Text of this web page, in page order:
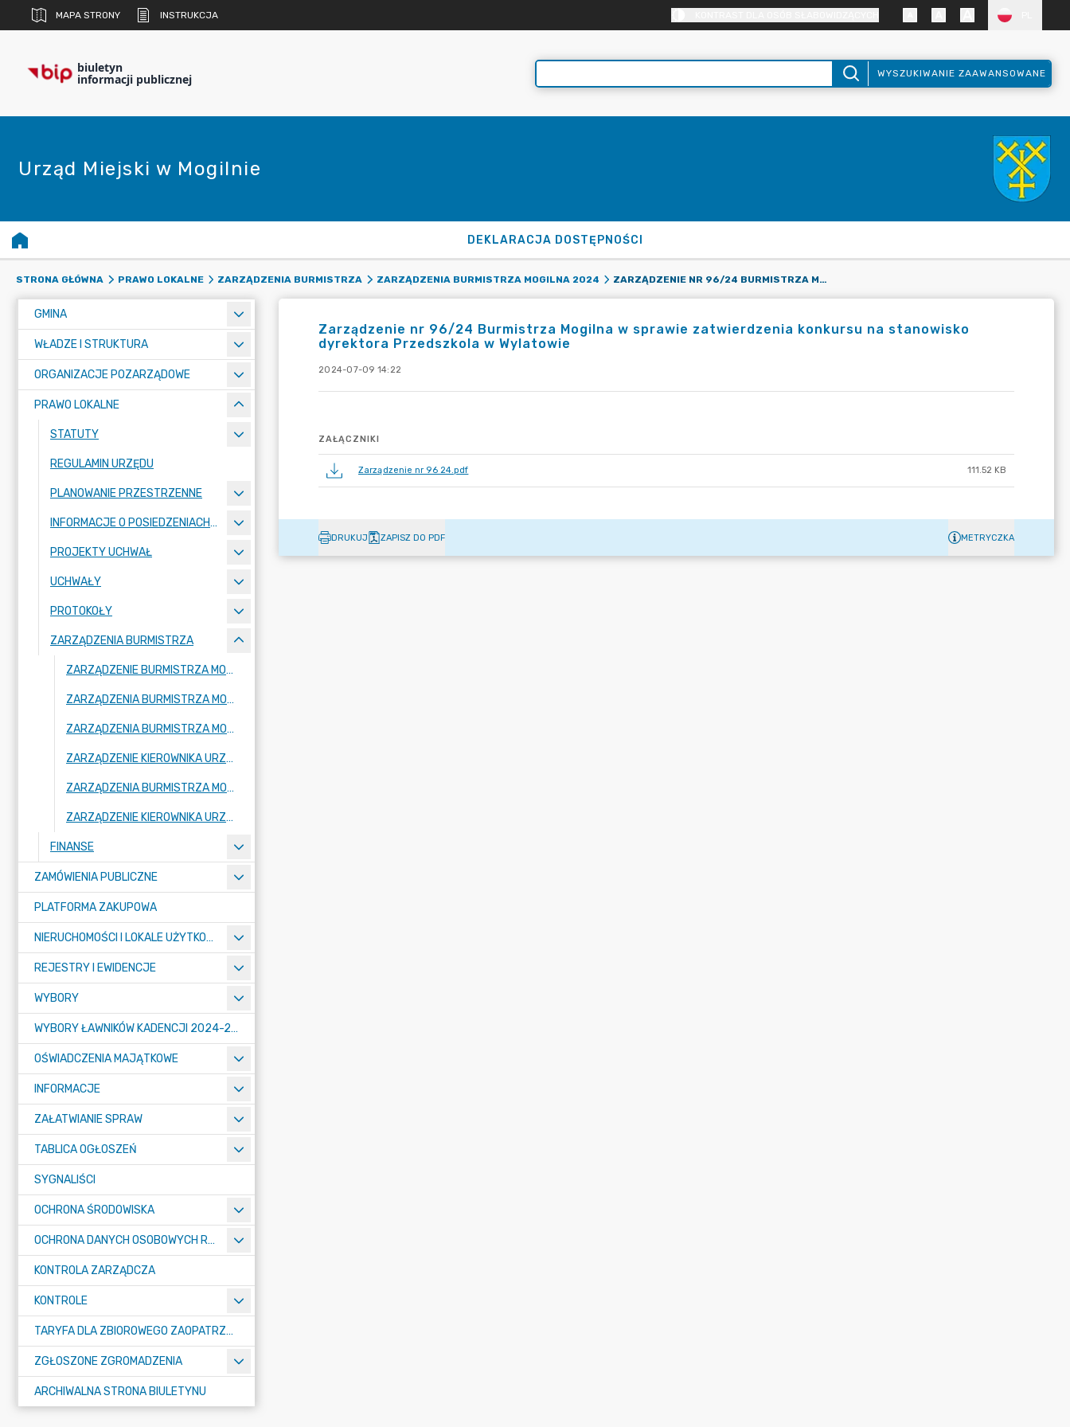
MAPA STRONY INSTRUKCJA
biuletyn
informacji publicznej WYSZUKIWANIE ZAAWANSOWANE
Urząd Miejski w Mogilnie
DEKLARACJA DOSTĘPNOŚCI
STRONA GŁÓWNA PRAWO LOKALNE ZARZĄDZENIA BURMISTRZA ZARZĄDZENIA BURMISTRZA MOGILNA 2024 ZARZĄDZENIE NR 96/24 BURMISTRZA MOGILNA W SPRAWIE ZATWIERDZENIA KONKURSU NA STANOWISKO DYREKTORA PRZEDSZKOLA W WYLATOWIE
GMINA
WŁADZE I STRUKTURA
ORGANIZACJE POZARZĄDOWE
PRAWO LOKALNE
STATUTY
REGULAMIN URZĘDU
PLANOWANIE PRZESTRZENNE
INFORMACJE O POSIEDZENIACH KOMISJI
PROJEKTY UCHWAŁ
UCHWAŁY
PROTOKOŁY
ZARZĄDZENIA BURMISTRZA
ZARZĄDZENIE BURMISTRZA MOGILNA 2026
ZARZĄDZENIA BURMISTRZA MOGILNA 2025
ZARZĄDZENIA BURMISTRZA MOGILNA 2024
ZARZĄDZENIE KIEROWNIKA URZĘDU 2024
ZARZĄDZENIA BURMISTRZA MOGILNA 2023
ZARZĄDZENIE KIEROWNIKA URZĘDU 2023
FINANSE
ZAMÓWIENIA PUBLICZNE
PLATFORMA ZAKUPOWA
NIERUCHOMOŚCI I LOKALE UŻYTKOWE
REJESTRY I EWIDENCJE
WYBORY
WYBORY ŁAWNIKÓW KADENCJI 2024-2027
OŚWIADCZENIA MAJĄTKOWE
INFORMACJE
ZAŁATWIANIE SPRAW
TABLICA OGŁOSZEŃ
SYGNALIŚCI
OCHRONA ŚRODOWISKA
OCHRONA DANYCH OSOBOWYCH RODO
KONTROLA ZARZĄDCZA
KONTROLE
TARYFA DLA ZBIOROWEGO ZAOPATRZENIA W WODĘ I ZBIOROWEGO ODPROWADZANIA ŚCIEKÓW
ZGŁOSZONE ZGROMADZENIA
ARCHIWALNA STRONA BIULETYNU
Zarządzenie nr 96/24 Burmistrza Mogilna w sprawie zatwierdzenia konkursu na stanowisko
dyrektora Przedszkola w Wylatowie
2024-07-09 14:22
ZAŁĄCZNIKI
Zarządzenie nr 96 24.pdf 111.52 KB
DRUKUJ ZAPISZ DO PDF METRYCZKA